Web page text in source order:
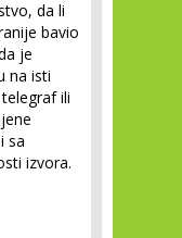
da li
bavio
je
na isti
ili
sa
izvora.